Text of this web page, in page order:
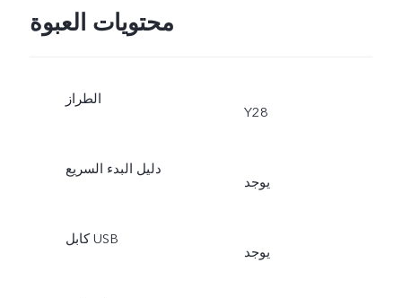
محتويات العبوة
الطراز
Y28
دليل البدء السريع
يوجد
كابل USB
يوجد